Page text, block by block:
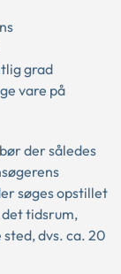
grad
vare på
der således
søges opstillet
tidsrum,
dvs. ca. 20